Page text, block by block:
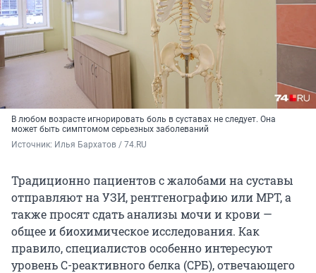
В любом возрасте игнорировать боль в суставах не следует. Она
может быть симптомом серьезных заболеваний
Источник: Илья Бархатов / 74.RU
Традиционно пациентов с жалобами на суставы
отправляют на УЗИ, рентгенографию или МРТ, а
также просят сдать анализы мочи и крови —
общее и биохимическое исследования. Как
правило, специалистов особенно интересуют
уровень С-реактивного белка (СРБ), отвечающего